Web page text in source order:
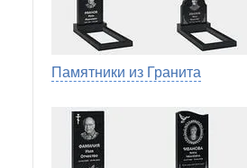
Памятники из Гранита